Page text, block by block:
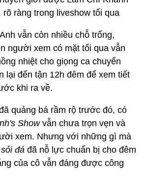
rõ ràng trong liveshow tối qua
vẫn còn nhiều chỗ trống,
người xem có mặt tối qua vẫn
nhiệt cho giọng ca chuyển
lại đến tận 12h đêm để xem tiết
khi ra về.
quảng bá rầm rộ trước đó, có
Showvẫn chưa trọn vẹn và
xem. Nhưng với những gì mà
đá đã nỗ lực chuẩn bị cho đêm
của cô vẫn đáng được công